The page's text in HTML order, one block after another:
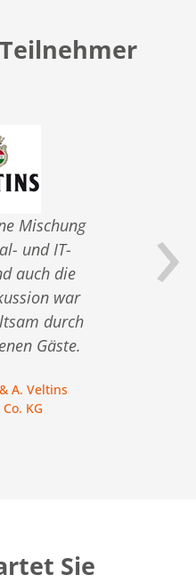
Sehr informative
Veranstaltung, die nicht
an der Oberfläche bleibt,
sondern Hintergründe
beleuchtet.
›
Sie